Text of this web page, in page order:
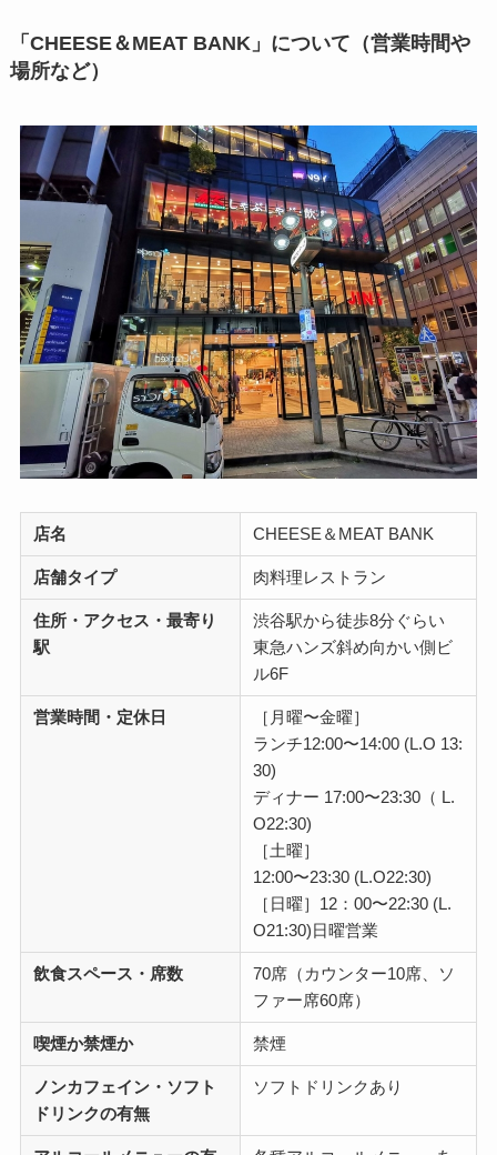
「CHEESE＆MEAT BANK」について（営業時間や
場所など）
店名 CHEESE＆MEAT BANK
店舗タイプ 肉料理レストラン
住所・アクセス・最寄り
駅
渋谷駅から徒歩8分ぐらい
東急ハンズ斜め向かい側ビ
ル6F
営業時間・定休日
［月曜〜金曜］
ランチ12:00〜14:00 (L.O 13:
30)
ディナー 17:00〜23:30（ L.
O22:30)
［土曜］
12:00〜23:30 (L.O22:30)
［日曜］12：00〜22:30 (L.
O21:30)日曜営業
飲食スペース・席数
70席（カウンター10席、ソ
ファー席60席）
喫煙か禁煙か 禁煙
ノンカフェイン・ソフト
ドリンクの有無
ソフトドリンクあり